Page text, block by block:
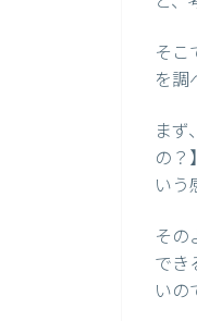
そこ
を調
ま
の？
いう
その
でき
いの